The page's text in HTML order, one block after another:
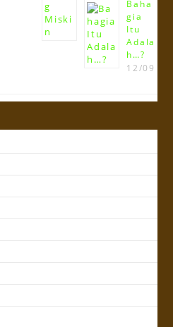
Baha
gia
Itu
Adala
h…?
12/09